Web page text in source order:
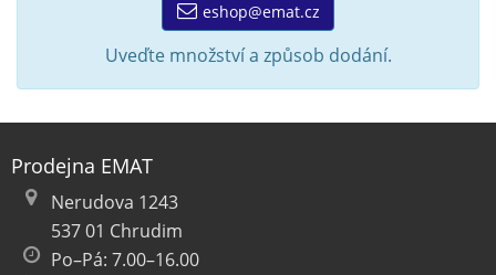
eshop@emat.cz
Uveďte množství a způsob dodání.
Prodejna EMAT
Nerudova 1243
537 01 Chrudim
Po–Pá: 7.00–16.00